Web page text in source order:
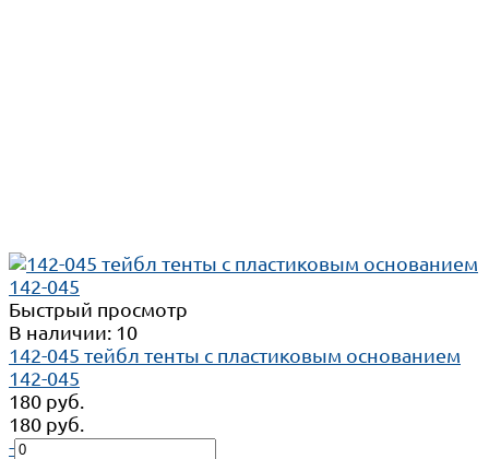
Быстрый просмотр
В наличии: 10
142-045 тейбл тенты с пластиковым основанием
142-045
180 руб.
180 руб.
-